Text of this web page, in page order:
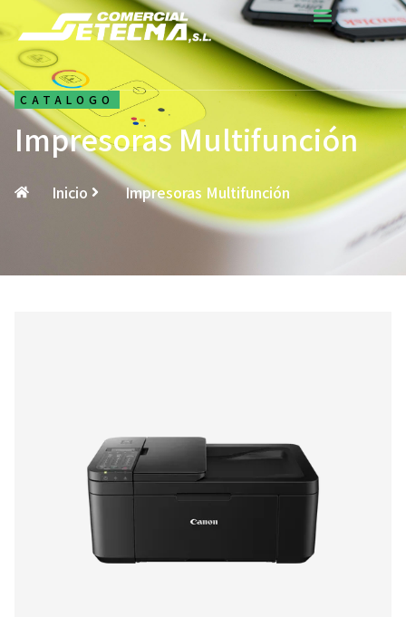
CATALOGO
Impresoras Multifunción
Inicio Impresoras Multifunción